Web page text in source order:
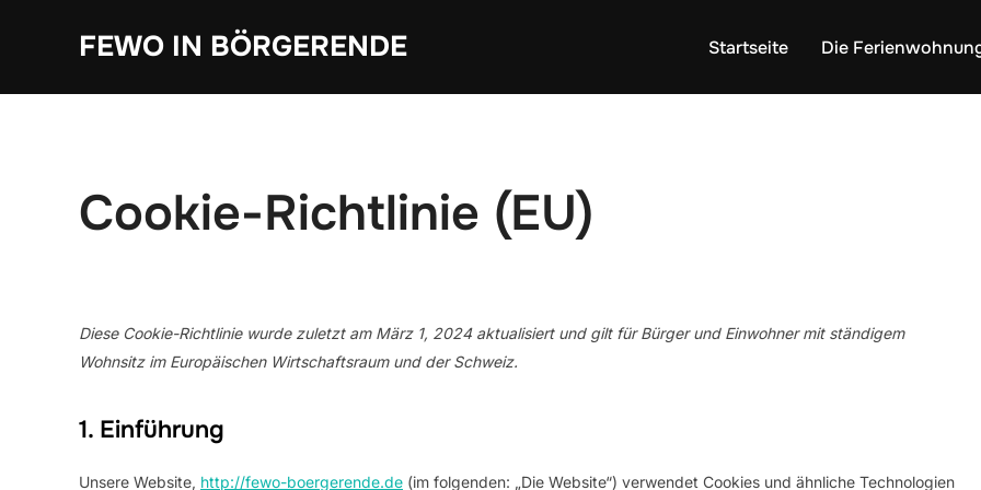
FEWO IN BÖRGERENDE Startseite Die
Cookie-Richtlinie (EU)
Diese Cookie-Richtlinie wurde zuletzt am März 1, 2024 aktualisiert und gilt für Bürger und Einwohner mit ständigem
Wohnsitz im Europäischen Wirtschaftsraum und der Schweiz.
1. Einführung
Unsere Website, http://fewo-boergerende.de (im folgenden: „Die Website“) verwendet Cookies und ähnliche Technologien